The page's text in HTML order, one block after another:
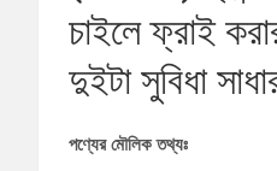
চাইলে ফ্রাই
দুইটা সুবিধা
পণ্যের মৌলিক তথ্যঃ